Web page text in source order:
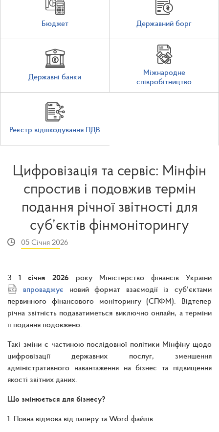
Бюджет Державний борг
Державні банки
Міжнародне
співробітництво
Реєстр відшкодування ПДВ
Цифровізація та сервіс: Мінфін
спростив і подовжив термін
подання річної звітності для
суб’єктів фінмоніторингу
05 Січня 2026
З1 січня 2026 року Міністерство фінансів України
впроваджує новий формат взаємодії із суб’єктами
первинного фінансового моніторингу (СПФМ). Відтепер
річна звітність подаватиметься виключно онлайн, а терміни
її подання подовжено.
Такі зміни є частиною послідовної політики Мінфіну щодо
цифровізації державних послуг, зменшення
адміністративного навантаження на бізнес та підвищення
якості звітних даних.
Що змінюється для бізнесу?
1. Повна відмова від паперу та Word-файлів